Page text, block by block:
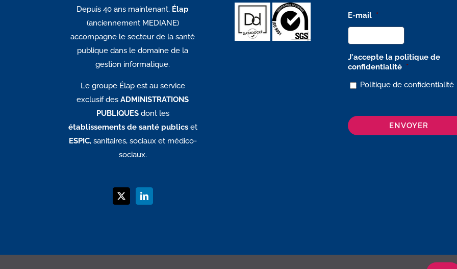
Depuis 40 ans maintenant, Élap
(anciennement MEDIANE)
accompagne le secteur de la santé
publique dans le domaine de la
gestion informatique.
Le groupe Élap est au service
exclusif desADMINISTRATIONS
PUBLIQUESdont les
établissements de santé publicset
ESPIC, sanitaires, sociaux et médico-
sociaux.
E-mail *
J'accepte la politique de
confidentialité *
Politique de confidentialité